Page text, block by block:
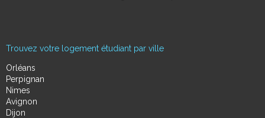
Trouvez votre logement étudiant par ville
Orléans
Perpignan
Nimes
Avignon
Dijon